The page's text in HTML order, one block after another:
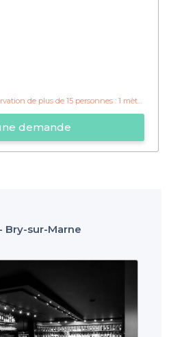
de plus de 15 personnes : 1 mètre de shots offert !
demande
Bry-sur-Marne